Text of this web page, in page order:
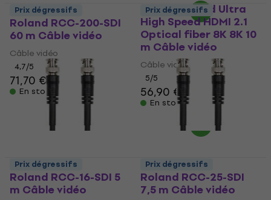
Roland RCC-200-SDI
60 m Câble vidéo
Câble vidéo
4,7/5
71,70 €
En stock
PremiumCord Ultra
High Speed HDMI 2.1
Optical fiber 8K 8K 10
m Câble vidéo
Câble vidéo
5/5
56,90 €
En stock
Prix dégressifs
Roland RCC-16-SDI 5
m Câble vidéo
Prix dégressifs
Roland RCC-25-SDI
7,5 m Câble vidéo
Prix dégressifs Prix dégressifs